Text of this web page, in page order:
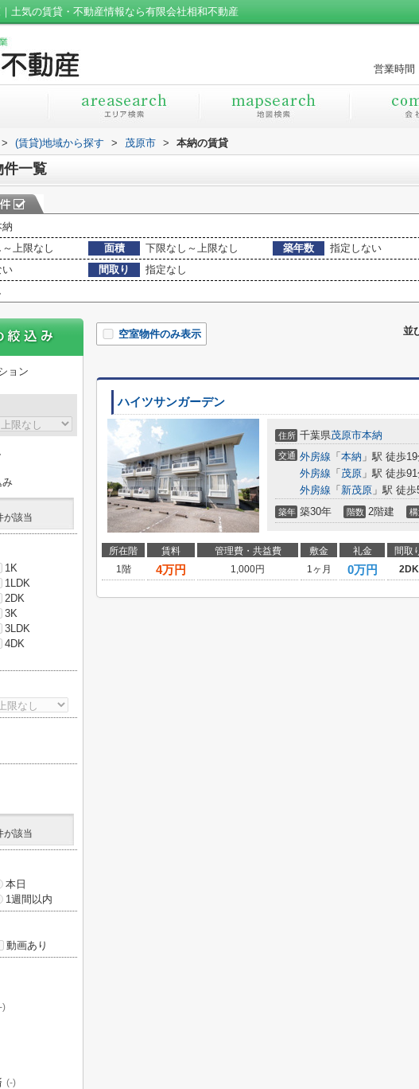
土気の賃貸・不動産情報なら有限会社相和不動産
営業時間
> (賃貸)地域から探す > 茂原市 > 本納の賃貸
件一覧
納
上限なし 面積 下限なし～上限なし 築年数
指定しない
い 間取り
指定なし
並
空室物件のみ表示
ハイツサンガーデン
住所 千葉県茂原市本納
交通 外房線 「 本納 」駅 徒歩
外房線 「 茂原 」駅 徒歩
外房線 「 新茂原 」駅 徒歩
築年 築30年 階数 2階建
所在階 賃料 管理費・共益費 敷金 礼金 間取
1階
4万円 1,000円 1ヶ月 0万円 2DK
ョン
み
が該当
1K
1LDK
2DK
3K
3LDK
4DK
が該当
本日
1週間以内
動画あり
)
(-)